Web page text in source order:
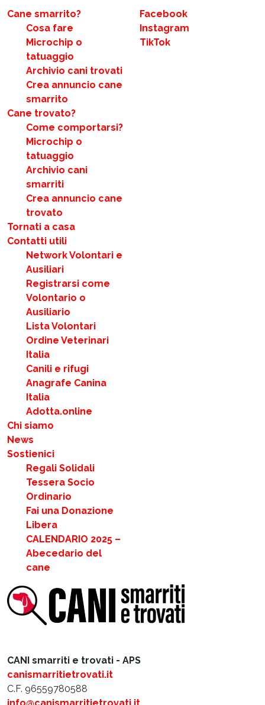
CANI smarriti e trovati - APS
canismarritietrovati.it
C.F. 96559780588
Cane smarrito?
Cosa fare
Microchip o
tatuaggio
Archivio cani trovati
Crea annuncio cane
smarrito
Cane trovato?
Come comportarsi?
Microchip o
tatuaggio
Archivio cani
smarriti
Crea annuncio cane
trovato
Tornati a casa
Contatti utili
Network Volontari e
Ausiliari
Registrarsi come
Volontario o
Ausiliario
Lista Volontari
Ordine Veterinari
Italia
Canili e rifugi
Anagrafe Canina
Italia
Adotta.online
Chi siamo
News
Sostienici
Regali Solidali
Tessera Socio
Ordinario
Fai una Donazione
Libera
CALENDARIO 2025 –
Abecedario del
cane
Facebook
Instagram
TikTok